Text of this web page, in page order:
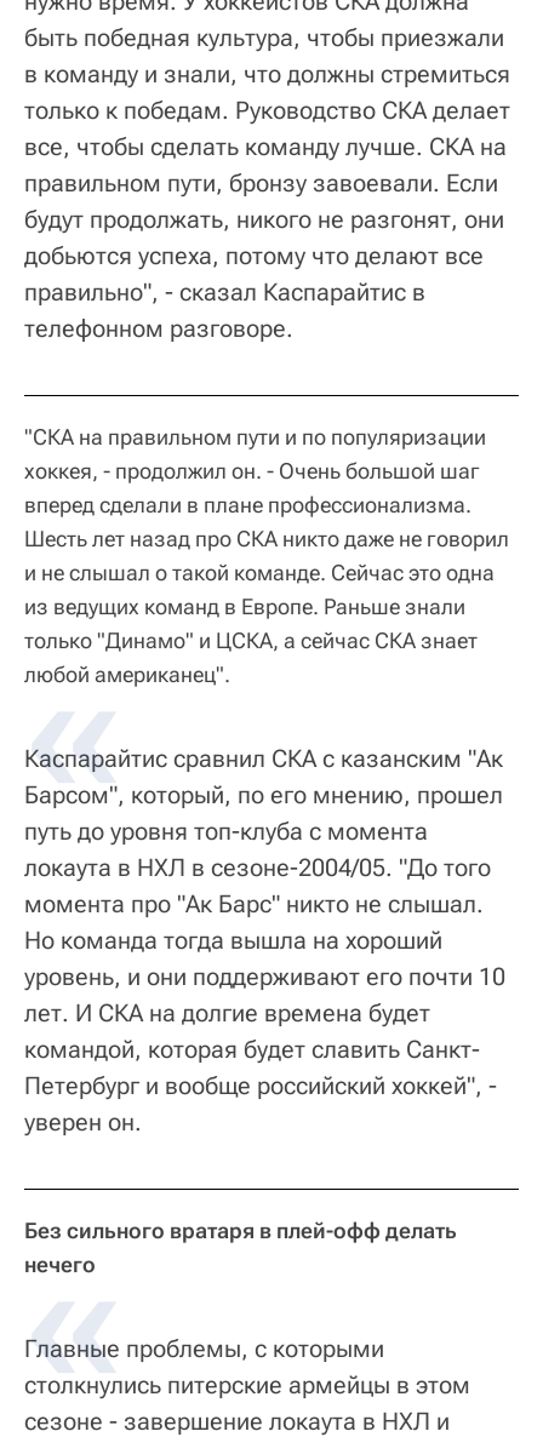
быть победная культура, чтобы приезжали
в команду и знали, что должны стремиться
только к победам. Руководство СКА делает
все, чтобы сделать команду лучше. СКА на
правильном пути, бронзу завоевали. Если
будут продолжать, никого не разгонят, они
добьются успеха, потому что делают все
правильно", - сказал Каспарайтис в
телефонном разговоре.
"СКА на правильном пути и по популяризации
хоккея, - продолжил он. - Очень большой шаг
вперед сделали в плане профессионализма.
Шесть лет назад про СКА никто даже не говорил
и не слышал о такой команде. Сейчас это одна
из ведущих команд в Европе. Раньше знали
только "Динамо" и ЦСКА, а сейчас СКА знает
любой американец".
Каспарайтис сравнил СКА с казанским "Ак
Барсом", который, по его мнению, прошел
путь до уровня топ-клуба с момента
локаута в НХЛ в сезоне-2004/05. "До того
момента про "Ак Барс" никто не слышал.
Но команда тогда вышла на хороший
уровень, и они поддерживают его почти 10
лет. И СКА на долгие времена будет
командой, которая будет славить Санкт-
Петербург и вообще российский хоккей", -
уверен он.
Без сильного вратаря в плей-офф делать
нечего
Главные проблемы, с которыми
столкнулись питерские армейцы в этом
сезоне - завершение локаута в НХЛ и